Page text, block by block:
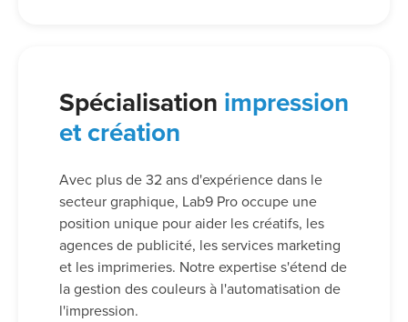
Spécialisation impression
et création
Avec plus de 32 ans d'expérience dans le
secteur graphique, Lab9 Pro occupe une
position unique pour aider les créatifs, les
agences de publicité, les services marketing
et les imprimeries. Notre expertise s'étend de
la gestion des couleurs à l'automatisation de
l'impression.